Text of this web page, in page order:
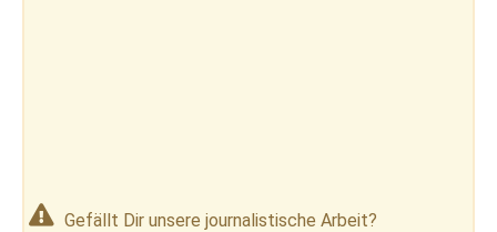
Gefällt Dir unsere journalistische Arbeit?